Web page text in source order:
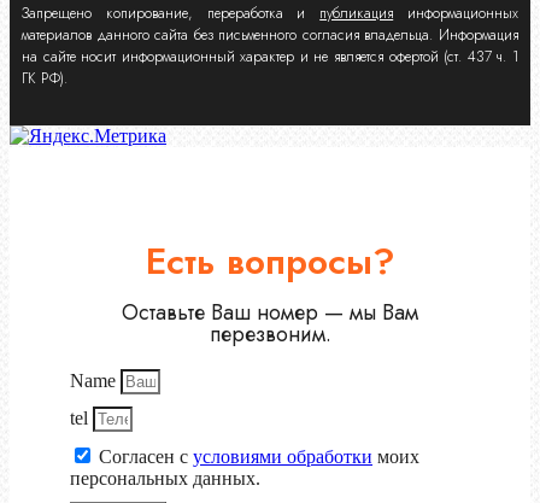
Запрещено копирование, переработка и публикация информационных
материалов данного сайта без письменного согласия владельца. Информация
на сайте носит информационный характер и не является офертой (ст. 437 ч. 1
ГК РФ).
Есть вопросы?
Оставьте Ваш номер — мы Вам
перезвоним.
Name
tel
Согласен с условиями обработки моих
персональных данных.